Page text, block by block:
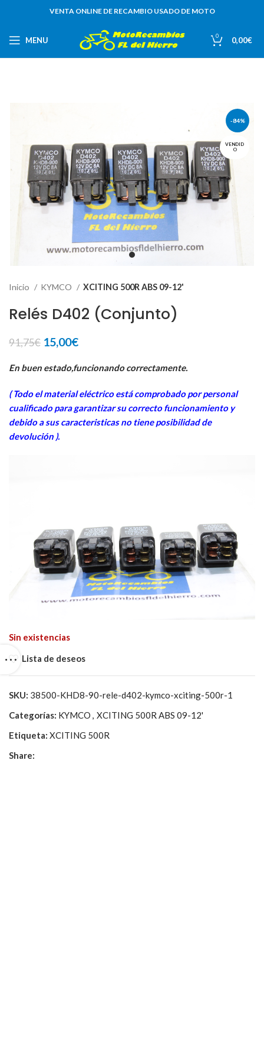
VENTA ONLINE DE RECAMBIO USADO DE MOTO
MENU 0 0,00€
-84%
VENDID
O
Inicio KYMCO XCITING 500R ABS 09-12'
Relés D402 (Conjunto)
91,75€ El
original
91,75€.
15,00€El
actual
15,00€.
En buen estado,funcionando correctamente.
( Todo el material eléctrico está comprobado por personal
cualificado para garantizar su correcto funcionamiento y
debido a sus caracteristicas no tiene posibilidad de
devolución ).
Sin existencias
Lista de deseos
SKU: 38500-KHD8-90-rele-d402-kymco-xciting-500r-1
Categorías: KYMCO , XCITING 500R ABS 09-12'
Etiqueta: XCITING 500R
Share: